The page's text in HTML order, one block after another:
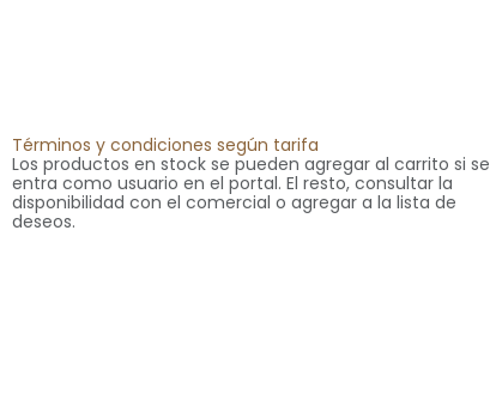
Términos y condiciones según tarifa
Los productos en stock se pueden agregar al carrito si se
entra como usuario en el portal. El resto, consultar la
disponibilidad con el comercial o agregar a la lista de
deseos.